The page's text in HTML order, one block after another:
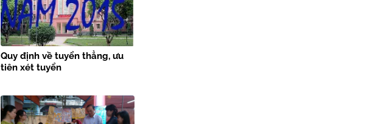
Quy định về tuyển thẳng, ưu
tiên xét tuyển